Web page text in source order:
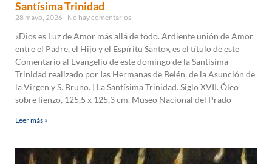
Santísima Trinidad
28 mayo, 2026 No hay comentarios
«Dios es Luz de Amor más allá de todo. Ardiente unión de Amor
entre el Padre, el Hijo y el Espíritu Santo», es el título de este
Comentario al Evangelio de este domingo de la Santísima
Trinidad realizado por Ias Hermanas de Belén, de la Asunción de
la Virgen y S. Bruno. | La Santísima Trinidad. Siglo XVII. Óleo
sobre lienzo, 125,5 x 125,3 cm. Museo Nacional del Prado
Leer más »